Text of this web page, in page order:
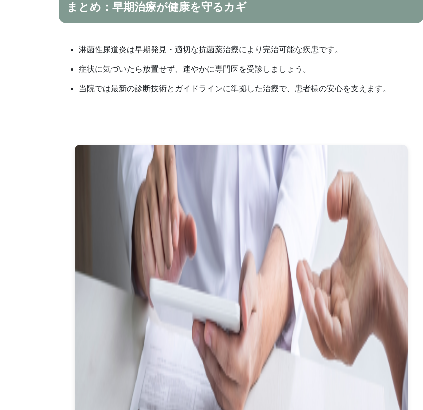
まとめ：早期治療が健康を守るカギ
淋菌性尿道炎は早期発見・適切な抗菌薬治療により完治可能な疾患です。
症状に気づいたら放置せず、速やかに専門医を受診しましょう。
当院では最新の診断技術とガイドラインに準拠した治療で、患者様の安心を支えます。